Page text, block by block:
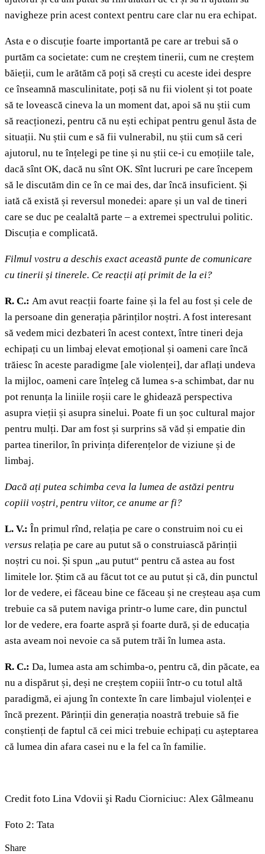
navigheze prin acest context pentru care clar nu era echipat.
Asta e o discuție foarte importantă pe care ar trebui să o
purtăm ca societate: cum ne creștem tinerii, cum ne creștem
băieții, cum le arătăm că poți să crești cu aceste idei despre
ce înseamnă masculinitate, poți să nu fii violent și tot poate
să te lovească cineva la un moment dat, apoi să nu știi cum
să reacționezi, pentru că nu ești echipat pentru genul ăsta de
situații. Nu știi cum e să fii vulnerabil, nu știi cum să ceri
ajutorul, nu te înțelegi pe tine și nu știi ce-i cu emoțiile tale,
dacă sînt OK, dacă nu sînt OK. Sînt lucruri pe care începem
să le discutăm din ce în ce mai des, dar încă insuficient. Și
iată că există și reversul monedei: apare și un val de tineri
care se duc pe cealaltă parte – a extremei spectrului politic.
Discuția e complicată.
Filmul vostru a deschis exact această punte de comunicare
cu tinerii și tinerele. Ce reacții ați primit de la ei?
R. C.: Am avut reacții foarte faine și la fel au fost și cele de
la persoane din generația părinților noștri. A fost interesant
să vedem mici dezbateri în acest context, între tineri deja
echipați cu un limbaj elevat emoțional și oameni care încă
trăiesc în aceste paradigme [ale violenței], dar aflați undeva
la mijloc, oameni care înțeleg că lumea s-a schimbat, dar nu
pot renunța la liniile roșii care le ghidează perspectiva
asupra vieții și asupra sinelui. Poate fi un șoc cultural major
pentru mulți. Dar am fost și surprins să văd și empatie din
partea tinerilor, în privința diferențelor de viziune și de
limbaj.
Dacă ați putea schimba ceva la lumea de astăzi pentru
copiii voștri, pentru viitor, ce anume ar fi?
L. V.: În primul rînd, relația pe care o construim noi cu ei
versus relația pe care au putut să o construiască părinții
noștri cu noi. Și spun „au putut“ pentru că astea au fost
limitele lor. Știm că au făcut tot ce au putut și că, din punctul
lor de vedere, ei făceau bine ce făceau și ne creșteau așa cum
trebuie ca să putem naviga printr-o lume care, din punctul
lor de vedere, era foarte aspră și foarte dură, și de educația
asta aveam noi nevoie ca să putem trăi în lumea asta.
R. C.: Da, lumea asta am schimba-o, pentru că, din păcate, ea
nu a dispărut și, deși ne creștem copiii într-o cu totul altă
paradigmă, ei ajung în contexte în care limbajul violenței e
încă prezent. Părinții din generația noastră trebuie să fie
conștienți de faptul că cei mici trebuie echipați cu așteptarea
că lumea din afara casei nu e la fel ca în familie.
Credit foto Lina Vdovii şi Radu Ciorniciuc: Alex Gâlmeanu
Foto 2: Tata
Share